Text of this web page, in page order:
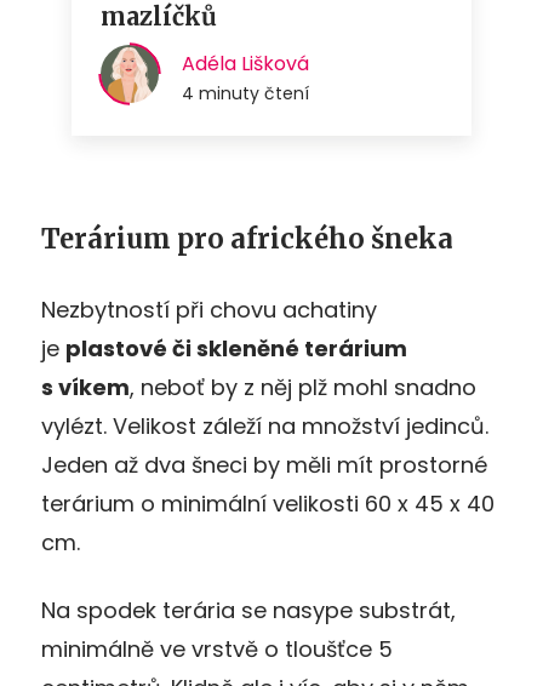
Terárium pro afrického šneka
Nezbytností při chovu achatiny
je plastové či skleněné terárium
s víkem, neboť by z něj plž mohl snadno
vylézt. Velikost záleží na množství jedinců.
Jeden až dva šneci by měli mít prostorné
terárium o minimální velikosti 60 x 45 x 40
cm.
Na spodek terária se nasype substrát,
minimálně ve vrstvě o tloušťce 5